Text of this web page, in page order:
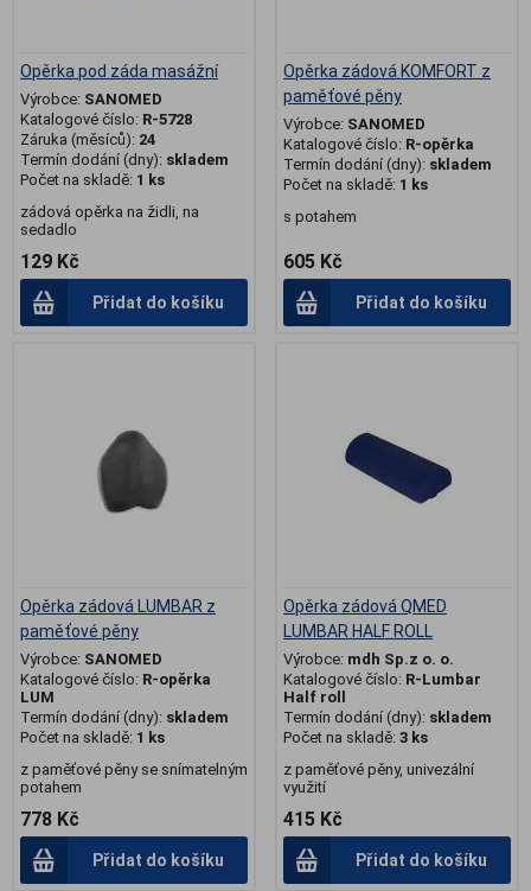
Opěrka pod záda masážní
Výrobce: SANOMED
Katalogové číslo: R-5728
Záruka (měsíců): 24
Termín dodání (dny): skladem
Počet na skladě: 1 ks
zádová opěrka na židli, na
sedadlo
129 Kč
Přidat do košíku
Opěrka zádová KOMFORT z
paměťové pěny
Výrobce: SANOMED
Katalogové číslo: R-opěrka
Termín dodání (dny): skladem
Počet na skladě: 1 ks
s potahem
605 Kč
Přidat do košíku
Opěrka zádová LUMBAR z
paměťové pěny
Výrobce: SANOMED
Katalogové číslo: R-opěrka
LUM
Termín dodání (dny): skladem
Počet na skladě: 1 ks
z paměťové pěny se snímatelným
potahem
778 Kč
Přidat do košíku
Opěrka zádová QMED
LUMBAR HALF ROLL
Výrobce: mdh Sp.z o. o.
Katalogové číslo: R-Lumbar
Half roll
Termín dodání (dny): skladem
Počet na skladě: 3 ks
z paměťové pěny, univezální
využití
415 Kč
Přidat do košíku